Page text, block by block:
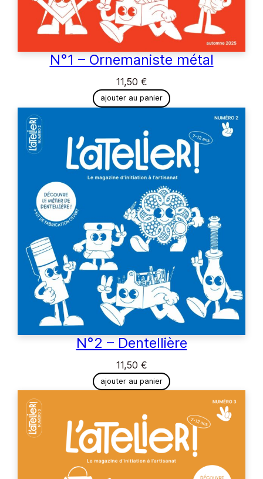
N°1 – Ornemaniste métal
11,50 €
ajouter au panier
N°2 – Dentellière
11,50 €
ajouter au panier